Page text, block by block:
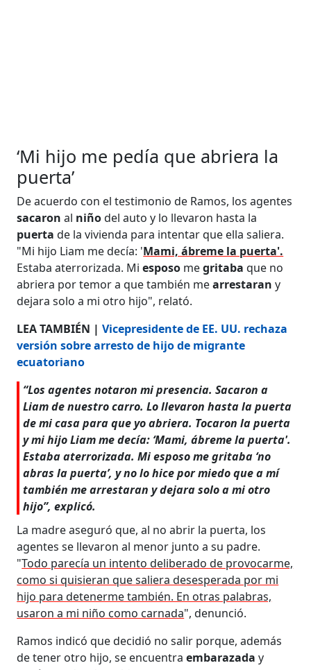
‘Mi hijo me pedía que abriera la
puerta’
De acuerdo con el testimonio de Ramos, los agentes
sacaron al niñodel auto y lo llevaron hasta la
puerta de la vivienda para intentar que ella saliera.
"Mi hijo Liam me decía: 'Mami, ábreme la puerta'.
Estaba aterrorizada. Miesposo megritaba que no
abriera por temor a que también mearrestaran y
dejara solo a mi otro hijo", relató.
LEA TAMBIÉN |Vicepresidente de EE. UU. rechaza
versión sobre arresto de hijo de migrante
ecuatoriano
“Los agentes notaron mi presencia. Sacaron a
Liam de nuestro carro. Lo llevaron hasta la puerta
de mi casa para que yo abriera. Tocaron la puerta
y mi hijo Liam me decía: ‘Mami, ábreme la puerta'.
Estaba aterrorizada. Mi esposo me gritaba ‘no
abras la puerta’, y no lo hice por miedo que a mí
también me arrestaran y dejara solo a mi otro
hijo”, explicó.
La madre aseguró que, al no abrir la puerta, los
agentes se llevaron al menor junto a su padre.
"Todo parecía un intento deliberado de provocarme,
como si quisieran que saliera desesperada por mi
hijo para detenerme también. En otras palabras,
usaron a mi niño como carnada", denunció.
Ramos indicó que decidió no salir porque, además
de tener otro hijo, se encuentraembarazada y